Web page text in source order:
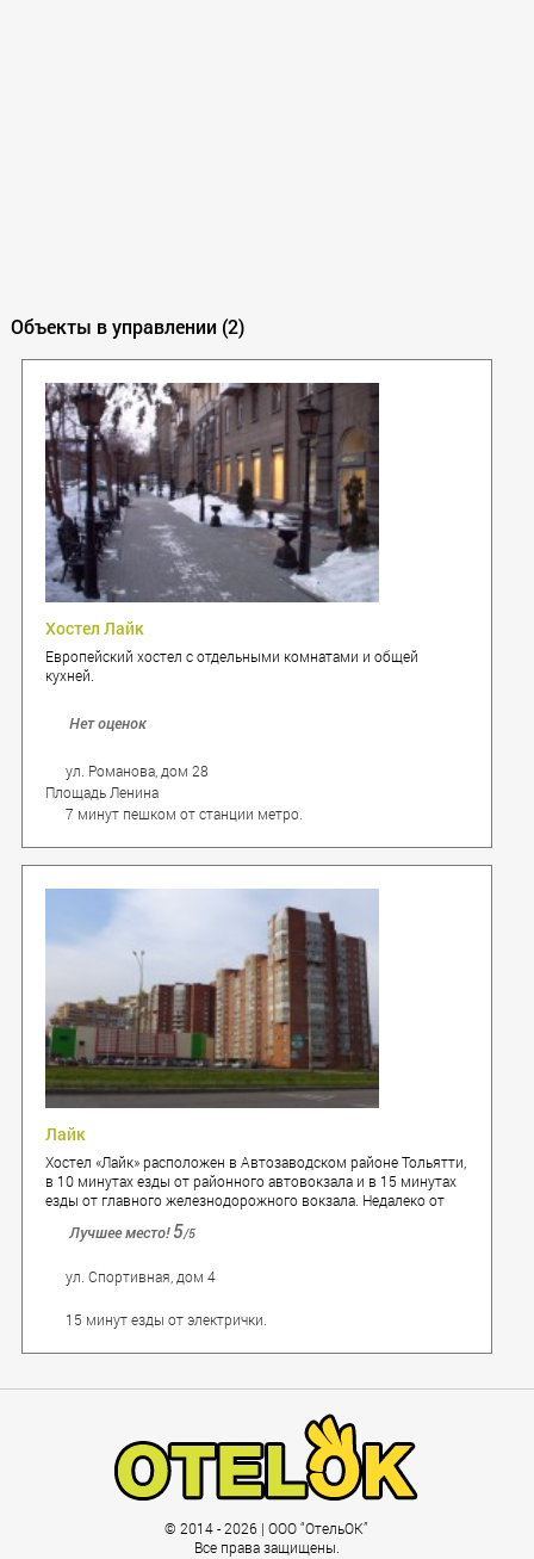
Объекты в управлении (2)
Хостел Лайк
Европейский хостел с отдельными комнатами и общей
кухней.
Нет оценок
ул. Романова, дом 28
Площадь Ленина
7 минут пешком от станции метро.
Лайк
Хостел «Лайк» расположен в Автозаводском районе Тольятти,
в 10 минутах езды от районного автовокзала и в 15 минутах
езды от главного железнодорожного вокзала. Недалеко от
Лучшее место!5/5
ул. Спортивная, дом 4
15 минут езды от электрички.
© 2014 - 2026 | ООО “ОтельОК”
Все права защищены.